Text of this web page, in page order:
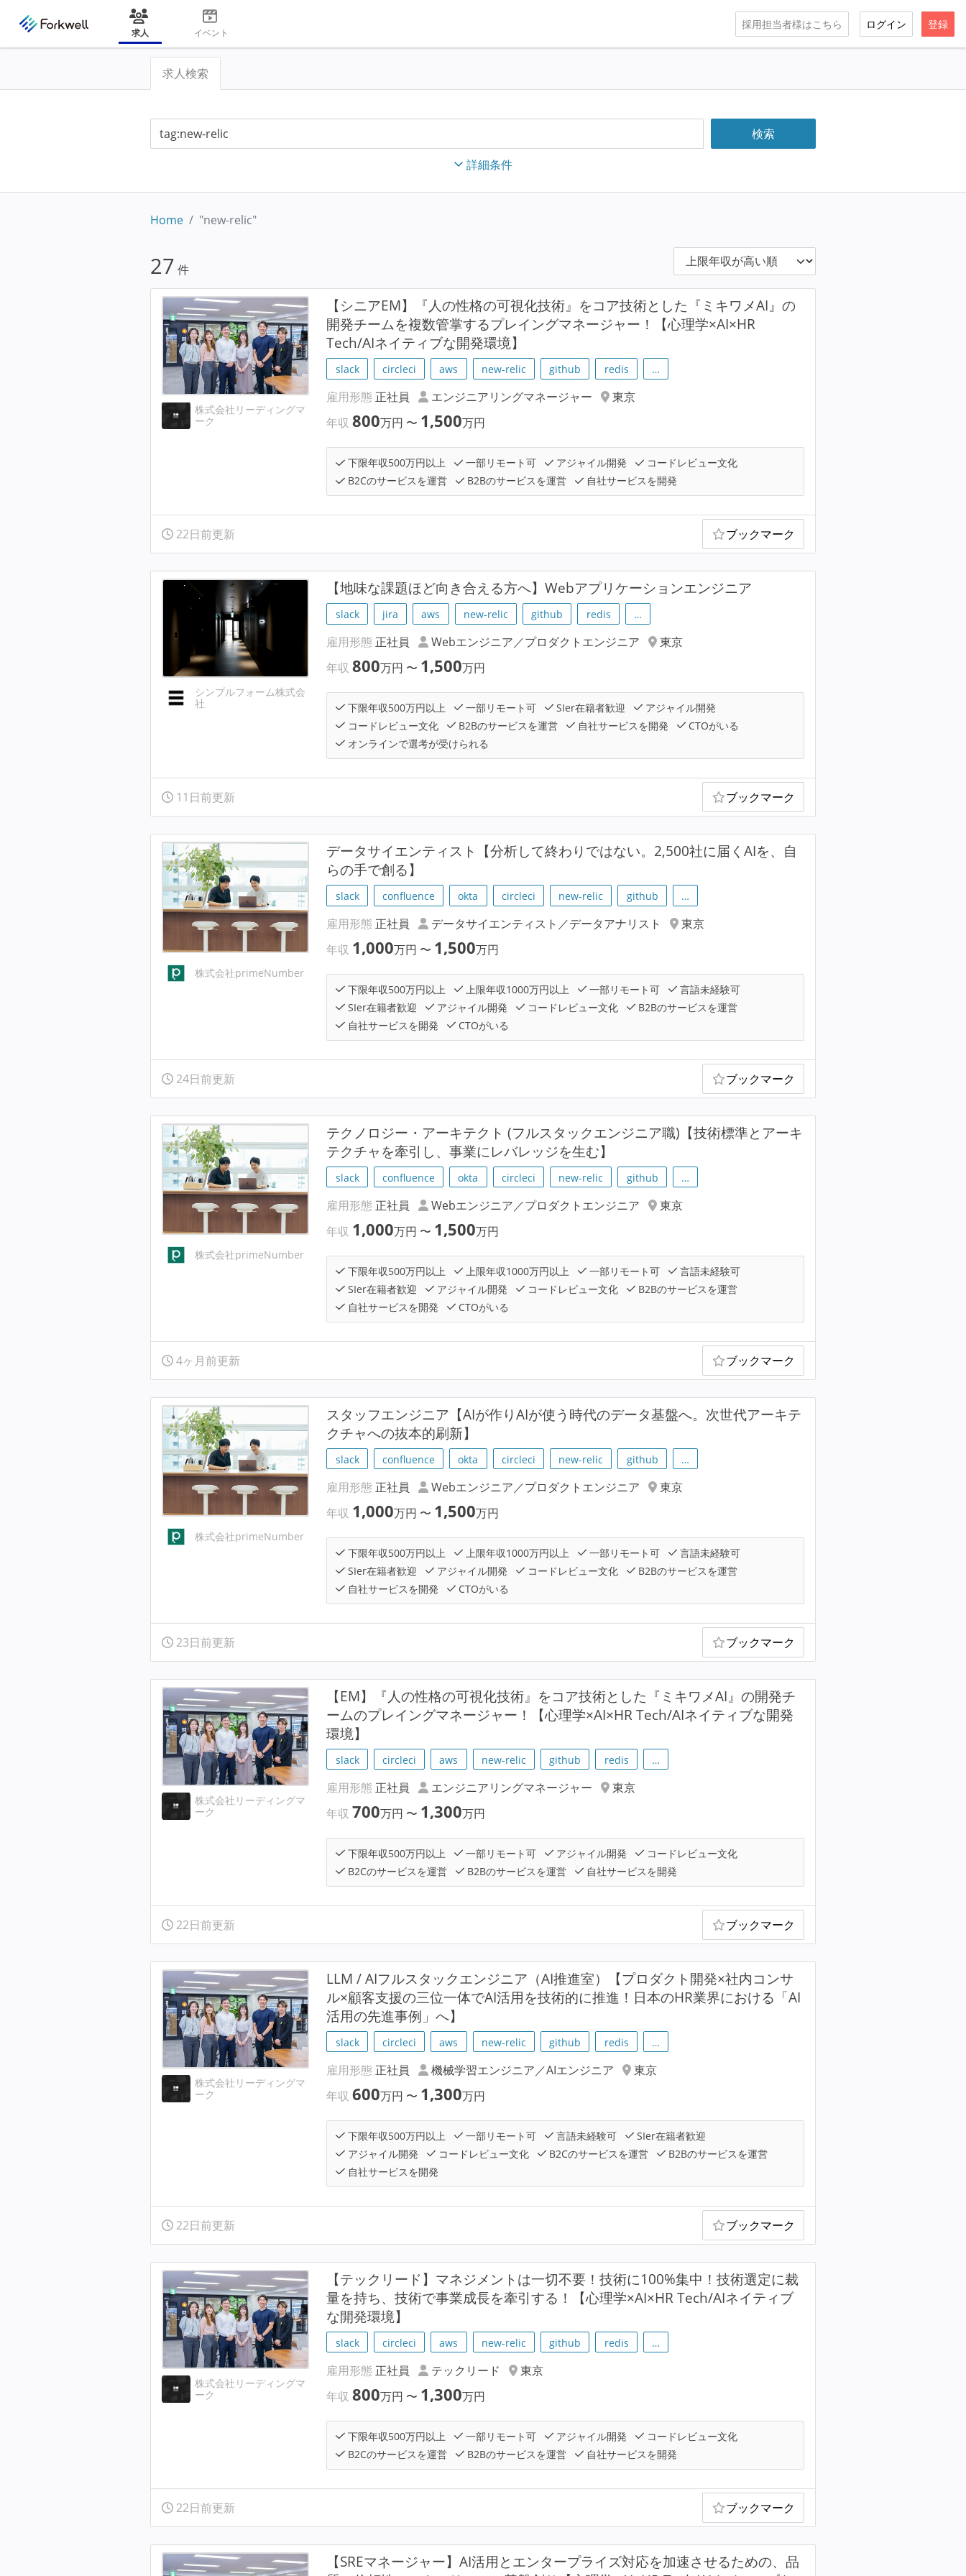
求人 イベント
採用担当者様はこちら ログイン 登録
求人検索
詳細条件
Home "new-relic"
27 件
株式会社リーディングマ
ーク
【シニアEM】『人の性格の可視化技術』をコア技術とした『ミキワメAI』の
開発チームを複数管掌するプレイングマネージャー！【心理学×AI×HR
Tech/AIネイティブな開発環境】
slack circleci aws new-relic github redis …
雇用形態 正社員 エンジニアリングマネージャー
東京
年収800万円 〜 1,500万円
下限年収500万円以上 一部リモート可 アジャイル開発
コードレビュー文化
B2Cのサービスを運営
B2Bのサービスを運営 自社サービスを開発
22日前更新 ブックマーク
シンプルフォーム株式会
社
【地味な課題ほど向き合える方へ】Webアプリケーションエンジニア
slack jira aws new-relic github redis …
雇用形態 正社員 Webエンジニア／プロダクトエンジニア
東京
年収800万円 〜 1,500万円
下限年収500万円以上 一部リモート可 SIer在籍者歓迎
アジャイル開発
コードレビュー文化
B2Bのサービスを運営 自社サービスを開発
CTOがいる
オンラインで選考が受けられる
11日前更新 ブックマーク
株式会社primeNumber
データサイエンティスト【分析して終わりではない。2,500社に届くAIを、自
らの手で創る】
slack confluence okta circleci new-relic github …
雇用形態 正社員 データサイエンティスト／データアナリスト
東京
年収 1,000万円 〜 1,500万円
下限年収500万円以上 上限年収1000万円以上 一部リモート可
言語未経験可
SIer在籍者歓迎
アジャイル開発 コードレビュー文化
B2Bのサービスを運営
自社サービスを開発
CTOがいる
24日前更新 ブックマーク
株式会社primeNumber
テクノロジー・アーキテクト (フルスタックエンジニア職)【技術標準とアーキ
テクチャを牽引し、事業にレバレッジを生む】
slack confluence okta circleci new-relic github …
雇用形態 正社員 Webエンジニア／プロダクトエンジニア
東京
年収 1,000万円 〜 1,500万円
下限年収500万円以上 上限年収1000万円以上 一部リモート可
言語未経験可
SIer在籍者歓迎
アジャイル開発 コードレビュー文化
B2Bのサービスを運営
自社サービスを開発
CTOがいる
4ヶ月前更新 ブックマーク
株式会社primeNumber
スタッフエンジニア【AIが作りAIが使う時代のデータ基盤へ。次世代アーキテ
クチャへの抜本的刷新】
slack confluence okta circleci new-relic github …
雇用形態 正社員 Webエンジニア／プロダクトエンジニア
東京
年収 1,000万円 〜 1,500万円
下限年収500万円以上 上限年収1000万円以上 一部リモート可
言語未経験可
SIer在籍者歓迎
アジャイル開発 コードレビュー文化
B2Bのサービスを運営
自社サービスを開発
CTOがいる
23日前更新 ブックマーク
株式会社リーディングマ
ーク
【EM】『人の性格の可視化技術』をコア技術とした『ミキワメAI』の開発チ
ームのプレイングマネージャー！【心理学×AI×HR Tech/AIネイティブな開発
環境】
slack circleci aws new-relic github redis …
雇用形態 正社員 エンジニアリングマネージャー
東京
年収700万円 〜 1,300万円
下限年収500万円以上 一部リモート可 アジャイル開発
コードレビュー文化
B2Cのサービスを運営
B2Bのサービスを運営 自社サービスを開発
22日前更新 ブックマーク
株式会社リーディングマ
ーク
LLM / AIフルスタックエンジニア（AI推進室）【プロダクト開発×社内コンサ
ル×顧客支援の三位一体でAI活用を技術的に推進！日本のHR業界における「AI
活用の先進事例」へ】
slack circleci aws new-relic github redis …
雇用形態 正社員 機械学習エンジニア／AIエンジニア
東京
年収600万円 〜 1,300万円
下限年収500万円以上 一部リモート可 言語未経験可
SIer在籍者歓迎
アジャイル開発
コードレビュー文化 B2Cのサービスを運営
B2Bのサービスを運営
自社サービスを開発
22日前更新 ブックマーク
株式会社リーディングマ
ーク
【テックリード】マネジメントは一切不要！技術に100%集中！技術選定に裁
量を持ち、技術で事業成長を牽引する！【心理学×AI×HR Tech/AIネイティブ
な開発環境】
slack circleci aws new-relic github redis …
雇用形態 正社員 テックリード
東京
年収800万円 〜 1,300万円
下限年収500万円以上 一部リモート可 アジャイル開発
コードレビュー文化
B2Cのサービスを運営
B2Bのサービスを運営 自社サービスを開発
22日前更新 ブックマーク
【SREマネージャー】AI活用とエンタープライズ対応を加速させるための、品